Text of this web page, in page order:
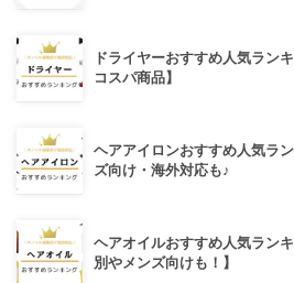
ドライヤーおすすめ人気ラン
コスパ商品】
ヘアアイロンおすすめ人気ラ
ズ向け・海外対応も♪
ヘアオイルおすすめ人気ラン
別やメンズ向けも！】